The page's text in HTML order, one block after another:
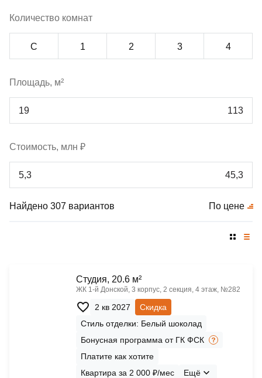
Количество комнат
С 1 2 3 4
Площадь, м²
Стоимость, млн ₽
Найдено 307 вариантов По цене
Cтудия, 20.6 м²
ЖК 1‑й Донской, 3 корпус, 2 секция, 4 этаж, №282
2 кв 2027
Скидка
Стиль отделки: Белый шоколад
Бонусная программа от ГК ФСК
Платите как хотите
Квартира за 2 000 ₽/мес
Ещё